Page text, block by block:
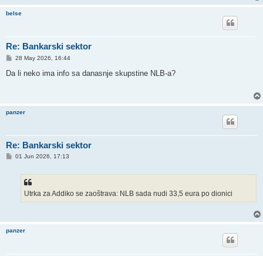
belse
Re: Bankarski sektor
P
s
28 May 2026, 16:44
Da li neko ima info sa danasnje skupstine NLB-a?
panzer
Re: Bankarski sektor
P01 Jun 2026, 17:13
Utrka za Addiko se zaoštrava: NLB sada nudi 33,5 eura po dionici
panzer